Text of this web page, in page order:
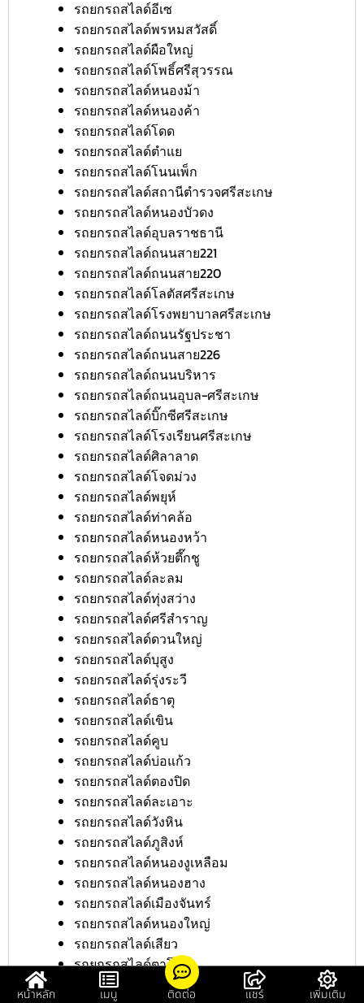
รถยกรถสไลด์อีเซ
รถยกรถสไลด์พรหมสวัสดิ์
รถยกรถสไลด์ผือใหญ่
รถยกรถสไลด์โพธิ์ศรีสุวรรณ
รถยกรถสไลด์หนองม้า
รถยกรถสไลด์หนองค้า
รถยกรถสไลด์โดด
รถยกรถสไลด์ตำแย
รถยกรถสไลด์โนนเพ็ก
รถยกรถสไลด์สถานีตำรวจศรีสะเกษ
รถยกรถสไลด์หนองบัวดง
รถยกรถสไลด์อุบลราชธานี
รถยกรถสไลด์ถนนสาย221
รถยกรถสไลด์ถนนสาย220
รถยกรถสไลด์โลตัสศรีสะเกษ
รถยกรถสไลด์โรงพยาบาลศรีสะเกษ
รถยกรถสไลด์ถนนรัฐประชา
รถยกรถสไลด์ถนนสาย226
รถยกรถสไลด์ถนนบริหาร
รถยกรถสไลด์ถนนอุบล-ศรีสะเกษ
รถยกรถสไลด์บิ๊กซีศรีสะเกษ
รถยกรถสไลด์โรงเรียนศรีสะเกษ
รถยกรถสไลด์ศิลาลาด
รถยกรถสไลด์โจดม่วง
รถยกรถสไลด์พยุห์
รถยกรถสไลด์ท่าคล้อ
รถยกรถสไลด์หนองหว้า
รถยกรถสไลด์ห้วยตึ๊กชู
รถยกรถสไลด์ละลม
รถยกรถสไลด์ทุ่งสว่าง
รถยกรถสไลด์ศรีสำราญ
รถยกรถสไลด์ดวนใหญ่
รถยกรถสไลด์บุสูง
รถยกรถสไลด์รุ่งระวี
รถยกรถสไลด์ธาตุ
รถยกรถสไลด์เขิน
รถยกรถสไลด์คูบ
รถยกรถสไลด์บ่อแก้ว
รถยกรถสไลด์ตองปิด
รถยกรถสไลด์ละเอาะ
รถยกรถสไลด์วังหิน
รถยกรถสไลด์ภูสิงห์
รถยกรถสไลด์หนองงูเหลือม
รถยกรถสไลด์หนองฮาง
รถยกรถสไลด์เมืองจันทร์
รถยกรถสไลด์หนองใหญ่
รถยกรถสไลด์เสียว
รถยกรถสไลด์ตาโกน
รถยกรถสไลด์เบญจลักษ์
หน้าหลัก เมนู ติดต่อ แชร์ เพิ่มเติม